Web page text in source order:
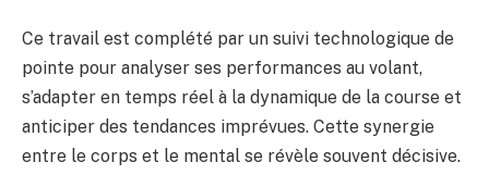
Ce travail est complété par un suivi technologique de
pointe pour analyser ses performances au volant,
s’adapter en temps réel à la dynamique de la course et
anticiper des tendances imprévues. Cette synergie
entre le corps et le mental se révèle souvent décisive.